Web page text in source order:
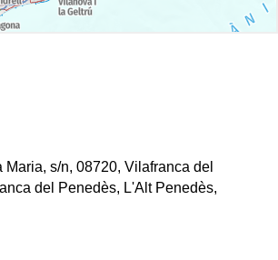
Maria, s/n, 08720, Vilafranca del
del Penedès, L'Alt Penedès,